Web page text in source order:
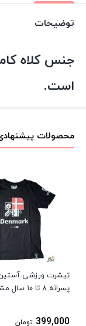
توضیحات
جنس کلاه
است.
محصولات
تیشرت ورزشی آستین
پسرانه ۸ تا ۱۰ سال مشکی
399,000 تومان